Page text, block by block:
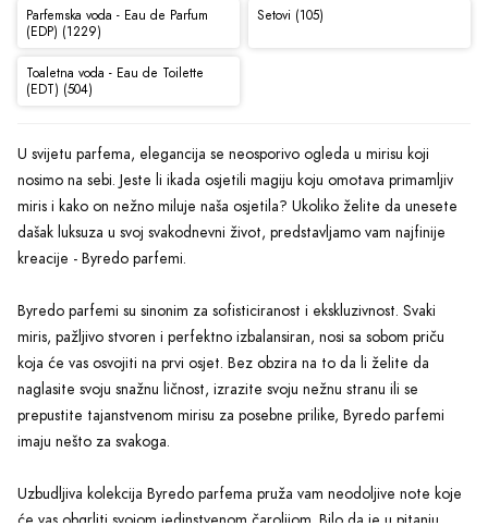
Parfemska voda - Eau de Parfum
(EDP) (1229)
Setovi (105)
Toaletna voda - Eau de Toilette
(EDT) (504)
U svijetu parfema, elegancija se neosporivo ogleda u mirisu koji
nosimo na sebi. Jeste li ikada osjetili magiju koju omotava primamljiv
miris i kako on nežno miluje naša osjetila? Ukoliko želite da unesete
dašak luksuza u svoj svakodnevni život, predstavljamo vam najfinije
kreacije - Byredo parfemi.
Byredo parfemi su sinonim za sofisticiranost i ekskluzivnost. Svaki
miris, pažljivo stvoren i perfektno izbalansiran, nosi sa sobom priču
koja će vas osvojiti na prvi osjet. Bez obzira na to da li želite da
naglasite svoju snažnu ličnost, izrazite svoju nežnu stranu ili se
prepustite tajanstvenom mirisu za posebne prilike, Byredo parfemi
imaju nešto za svakoga.
Uzbudljiva kolekcija Byredo parfema pruža vam neodoljive note koje
će vas obgrliti svojom jedinstvenom čarolijom. Bilo da je u pitanju